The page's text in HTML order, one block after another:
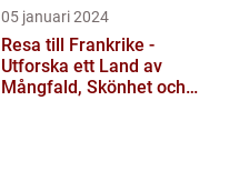
05 januari 2024
Resa till Frankrike -
Utforska ett Land av
Mångfald, Skönhet och